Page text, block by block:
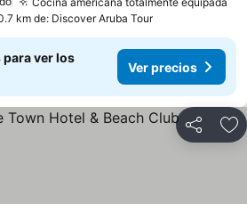
km de: Discover Aruba Tour
para ver los
Ver precios
Compartir